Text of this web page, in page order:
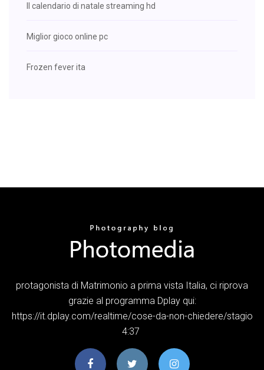
Il calendario di natale streaming hd
Miglior gioco online pc
Frozen fever ita
protagonista di Matrimonio a prima vista Italia, ci riprova
grazie al programma Dplay qui:
https://it.dplay.com/realtime/cose-da-non-chiedere/stagio
4:37